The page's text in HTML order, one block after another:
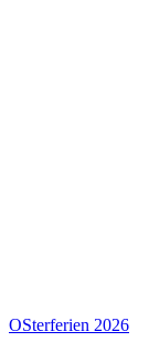
OSterferien 2026